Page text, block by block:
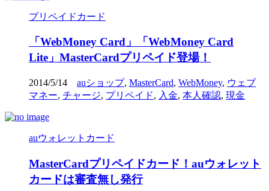
プリペイドカード
「WebMoney Card」「WebMoney Card
Lite」MasterCardプリペイド登場！
2014/5/14 auショップ, MasterCard, WebMoney, ウェブ
マネー, チャージ, プリペイド, 入金, 本人確認, 現金
auウォレットカード
MasterCardプリペイドカード！auウォレット
カードは審査無し発行